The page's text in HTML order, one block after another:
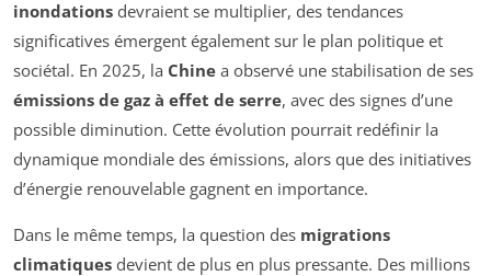
inondations devraient se multiplier, des tendances
significatives émergent également sur le plan politique et
sociétal. En 2025, la Chine a observé une stabilisation de ses
émissions de gaz à effet de serre, avec des signes d’une
possible diminution. Cette évolution pourrait redéfinir la
dynamique mondiale des émissions, alors que des initiatives
d’énergie renouvelable gagnent en importance.
Dans le même temps, la question des migrations
climatiques devient de plus en plus pressante. Des millions